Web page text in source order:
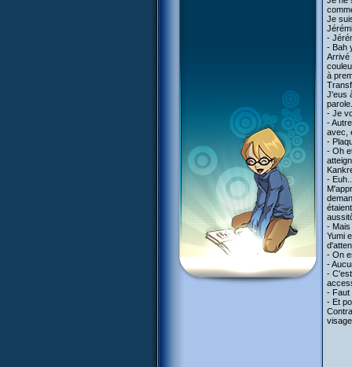
Je
-
- Bah
Arrivé
à
J'eus
- Je
-
avec,
-
- Oh
-
- Mais
Yumi
- On
-
-
- Faut
- Et